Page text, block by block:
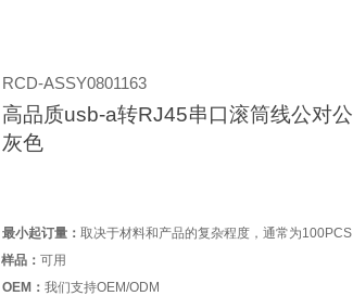
RCD-ASSY0801163
高品质usb-a转RJ45串口滚筒线公对公
灰色
最小起订量： 取决于材料和产品的复杂程度，通常为100PCS
样品：可用
OEM： 我们支持OEM/ODM